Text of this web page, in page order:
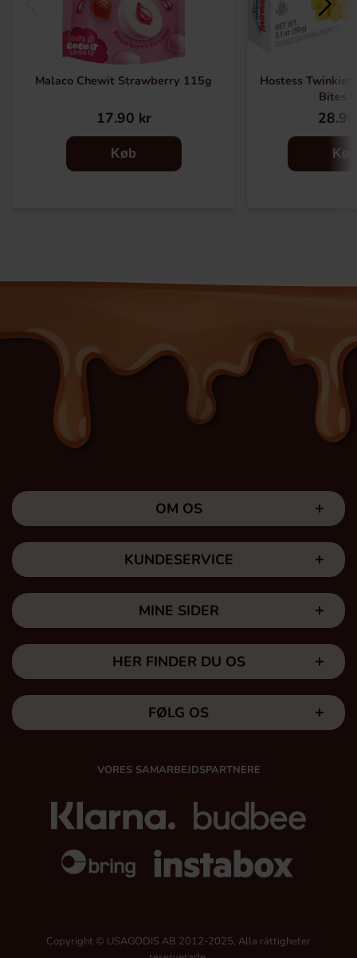
Malaco Chewit Strawberry 115g
17.90 kr
Køb
Hostess Twinkies
Bites
Køb
OM OS
KUNDESERVICE
MINE SIDER
HER FINDER DU OS
FØLG OS
VORES SAMARBEJDSPARTNERE
Copyright © USAGODIS AB 2012-2025, Alla rättigheter